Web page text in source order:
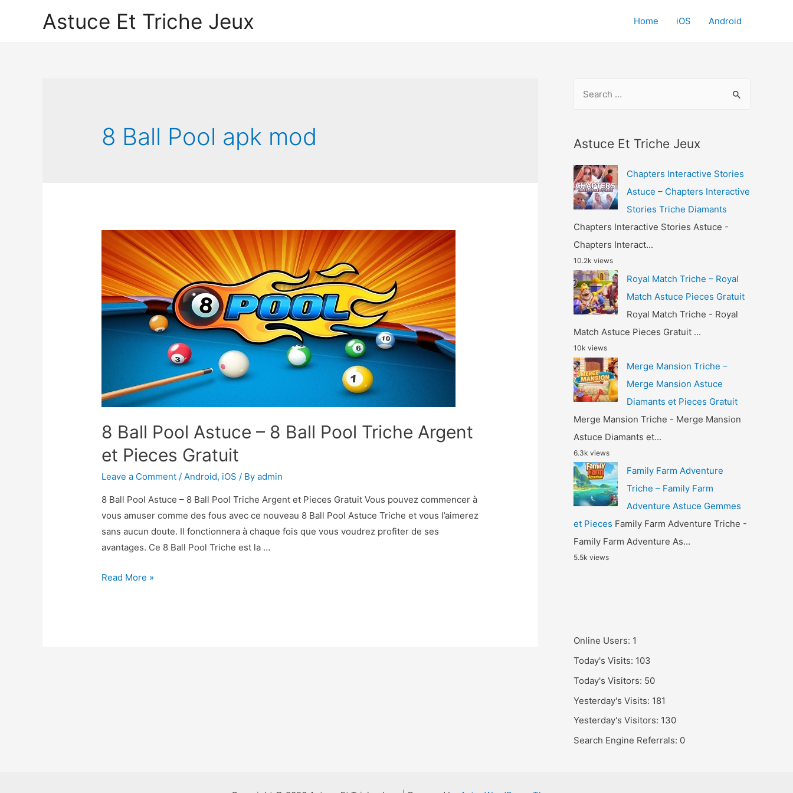
Astuce Et Triche Jeux Home iOS Android
8 Ball Pool apk mod
8 Ball Pool Astuce – 8 Ball Pool Triche Argent
et Pieces Gratuit
Leave a Comment / Android, iOS / Byadmin
8 Ball Pool Astuce – 8 Ball Pool Triche Argent et Pieces Gratuit Vous pouvez commencer à
vous amuser comme des fous avec ce nouveau 8 Ball Pool Astuce Triche et vous l’aimerez
sans aucun doute. Il fonctionnera à chaque fois que vous voudrez profiter de ses
avantages. Ce 8 Ball Pool Triche est la …
8
Read More »
r
h
f
o
r
:
Astuce Et Triche Jeux
Chapters Interactive Stories
Astuce – Chapters Interactive
Stories Triche Diamants
Chapters Interactive Stories Astuce -
Chapters Interact...
10.2k views
Royal Match Triche – Royal
Match Astuce Pieces Gratuit
Royal Match Triche - Royal
Match Astuce Pieces Gratuit ...
10k views
Merge Mansion Triche –
Merge Mansion Astuce
Diamants et Pieces Gratuit
Merge Mansion Triche - Merge Mansion
Astuce Diamants et...
6.3k views
Family Farm Adventure
Triche – Family Farm
Adventure Astuce Gemmes
et Pieces Family Farm Adventure Triche -
Family Farm Adventure As...
5.5k views
Online Users: 1
Today's Visits: 103
Today's Visitors: 50
Yesterday's Visits: 181
Yesterday's Visitors: 130
Search Engine Referrals: 0